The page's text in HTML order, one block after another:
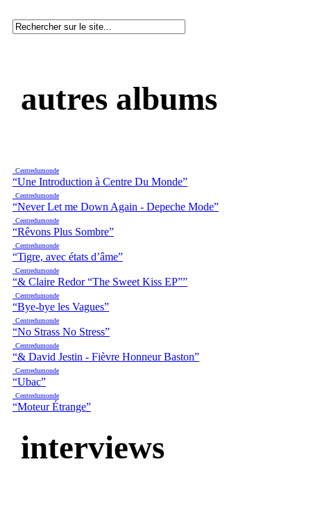
autres albums
Centredumonde
“Une Introduction à Centre Du Monde”
Centredumonde
“Never Let me Down Again - Depeche Mode”
Centredumonde
“Rêvons Plus Sombre”
Centredumonde
“Tigre, avec états d’âme”
Centredumonde
“& Claire Redor “The Sweet Kiss EP””
Centredumonde
“Bye-bye les Vagues”
Centredumonde
“No Strass No Stress”
Centredumonde
“& David Jestin - Fi​è​vre Honneur Baston”
Centredumonde
“Ubac”
Centredumonde
“Moteur Étrange”
interviews